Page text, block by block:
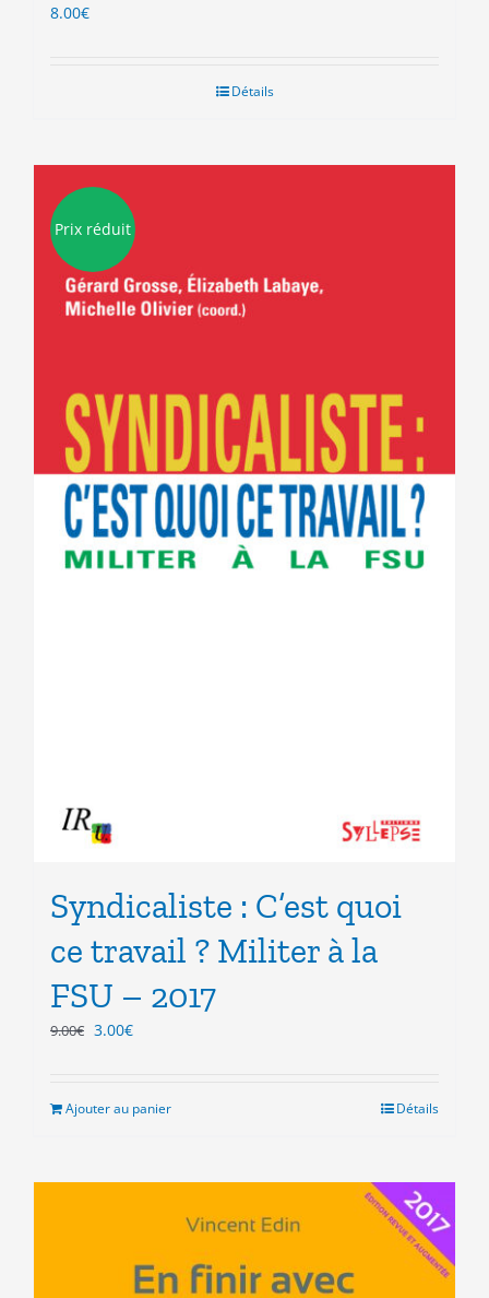
8.00€
Détails
Prix réduit
Syndicaliste : C’est quoi
ce travail ? Militer à la
FSU – 2017
9.00€ Le
était :
3.00€Le
est :
Ajouter au panier Détails